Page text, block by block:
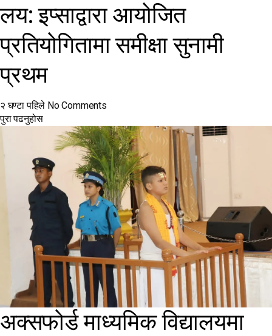
लय: इप्साद्वारा आयोजित
प्रतियोगितामा समीक्षा सुनामी
प्रथम
२ घण्टा पहिले No Comments
पुरा पढनुहोस
अक्सफोर्ड माध्यमिक विद्यालयमा